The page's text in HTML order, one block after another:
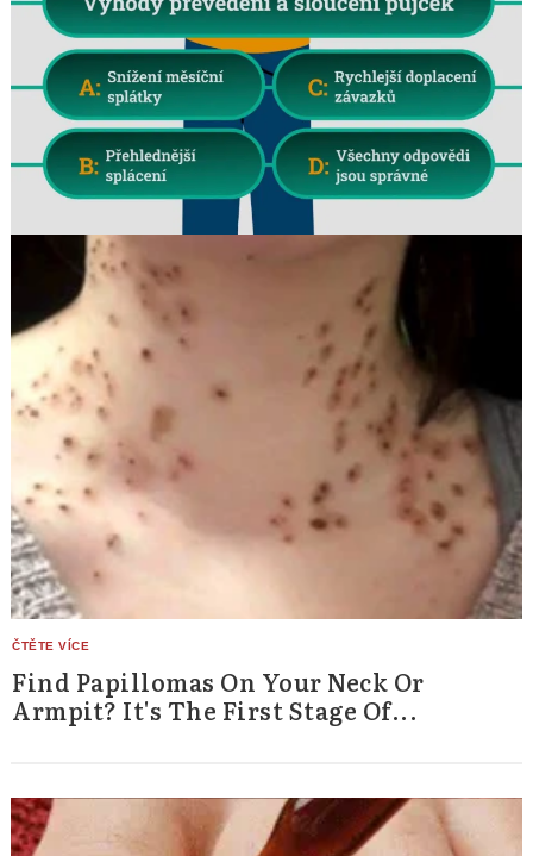
Find Papillomas On Your Neck Or
Armpit? It's The First Stage Of...